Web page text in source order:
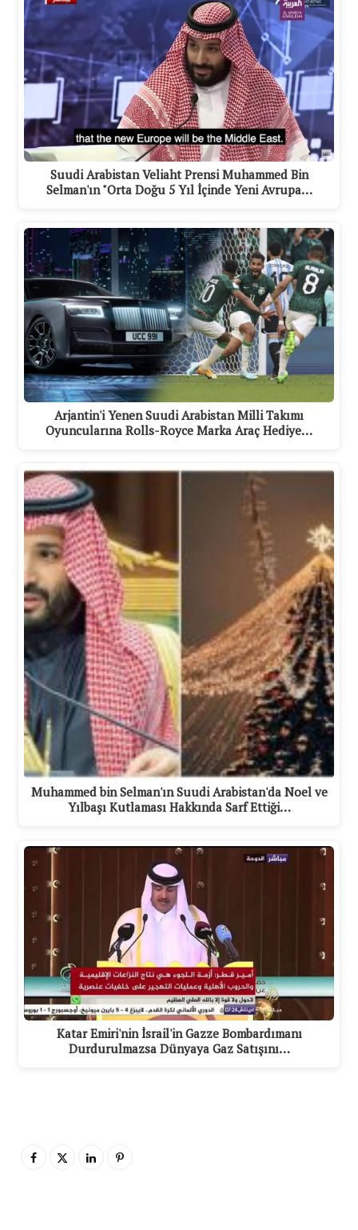
Suudi Arabistan Veliaht Prensi Muhammed Bin
Selman'ın "Orta Doğu 5 Yıl İçinde Yeni Avrupa…
Arjantin'i Yenen Suudi Arabistan Milli Takımı
Oyuncularına Rolls-Royce Marka Araç Hediye…
Muhammed bin Selman'ın Suudi Arabistan'da Noel ve
Yılbaşı Kutlaması Hakkında Sarf Ettiği…
Katar Emiri'nin İsrail'in Gazze Bombardımanı
Durdurulmazsa Dünyaya Gaz Satışını…